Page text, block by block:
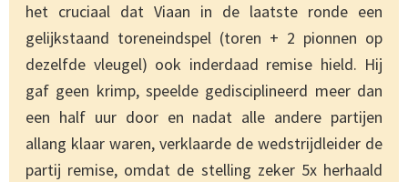
het cruciaal dat Viaan in de laatste ronde een
gelijkstaand toreneindspel (toren + 2 pionnen op
dezelfde vleugel) ook inderdaad remise hield. Hij
gaf geen krimp, speelde gedisciplineerd meer dan
een half uur door en nadat alle andere partijen
allang klaar waren, verklaarde de wedstrijdleider de
partij remise, omdat de stelling zeker 5x herhaald